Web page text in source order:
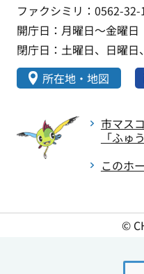
ファクシミリ：0562-32-
開庁日：月曜日～金曜
閉庁日：土曜日、日曜
所在地・地図
市マス
「ふゅ
このホ
©